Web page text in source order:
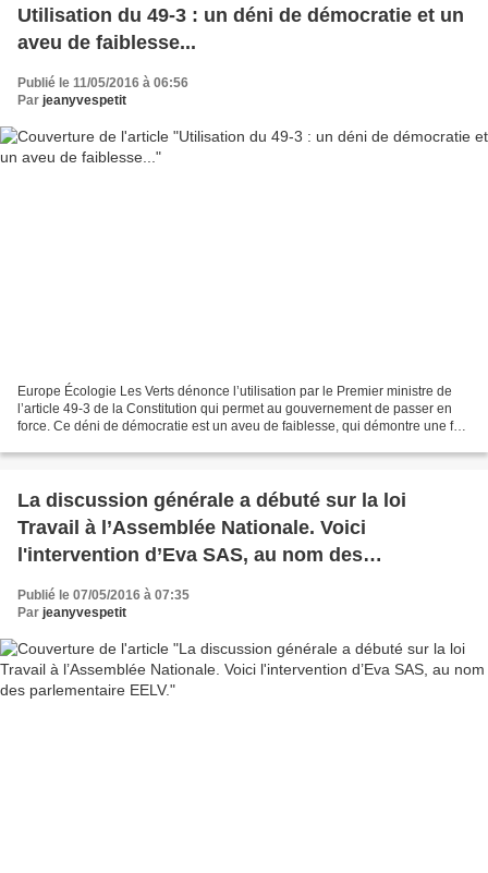
Utilisation du 49-3 : un déni de démocratie et un
aveu de faiblesse...
Publié le 11/05/2016 à 06:56
Par jeanyvespetit
Europe Écologie Les Verts dénonce l’utilisation par le Premier ministre de
l’article 49-3 de la Constitution qui permet au gouvernement de passer en
force. Ce déni de démocratie est un aveu de faiblesse,​ ​qui démontre une fois
La discussion générale a débuté sur la loi
Travail à l’Assemblée Nationale. Voici
l'intervention d’Eva SAS, au nom des
parlementaire EELV.
Publié le 07/05/2016 à 07:35
Par jeanyvespetit